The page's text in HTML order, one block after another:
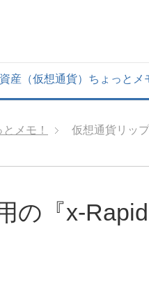
産（仮想通貨）ちょっとメ
メモ！ 仮想通貨リッ
の『x-Rapid